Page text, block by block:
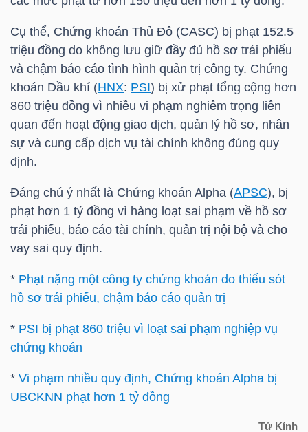
Cụ thể, Chứng khoán Thủ Đô (CASC) bị phạt 152.5
triệu đồng do không lưu giữ đầy đủ hồ sơ trái phiếu
và chậm báo cáo tình hình quản trị công ty. Chứng
khoán Dầu khí (HNX: PSI) bị xử phạt tổng cộng hơn
860 triệu đồng vì nhiều vi phạm nghiêm trọng liên
quan đến hoạt động giao dịch, quản lý hồ sơ, nhân
sự và cung cấp dịch vụ tài chính không đúng quy
định.
Đáng chú ý nhất là Chứng khoán Alpha (APSC), bị
phạt hơn 1 tỷ đồng vì hàng loạt sai phạm về hồ sơ
trái phiếu, báo cáo tài chính, quản trị nội bộ và cho
vay sai quy định.
* Phạt nặng một công ty chứng khoán do thiếu sót
hồ sơ trái phiếu, chậm báo cáo quản trị
* PSI bị phạt 860 triệu vì loạt sai phạm nghiệp vụ
chứng khoán
* Vi phạm nhiều quy định, Chứng khoán Alpha bị
UBCKNN phạt hơn 1 tỷ đồng
Tử Kính
ĐÔNG
DƯƠNG
TÀI
CÁ
NHÂN
PHÂN
TÍCH
VĨ